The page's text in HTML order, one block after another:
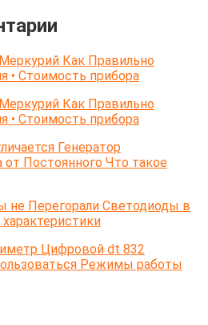
Как Правильно
• Стоимость прибора
Как Правильно
• Стоимость прибора
Генератор
Постоянного Что такое
не Перегорали Светодиоды в
Цифровой dt 832
Режимы работы